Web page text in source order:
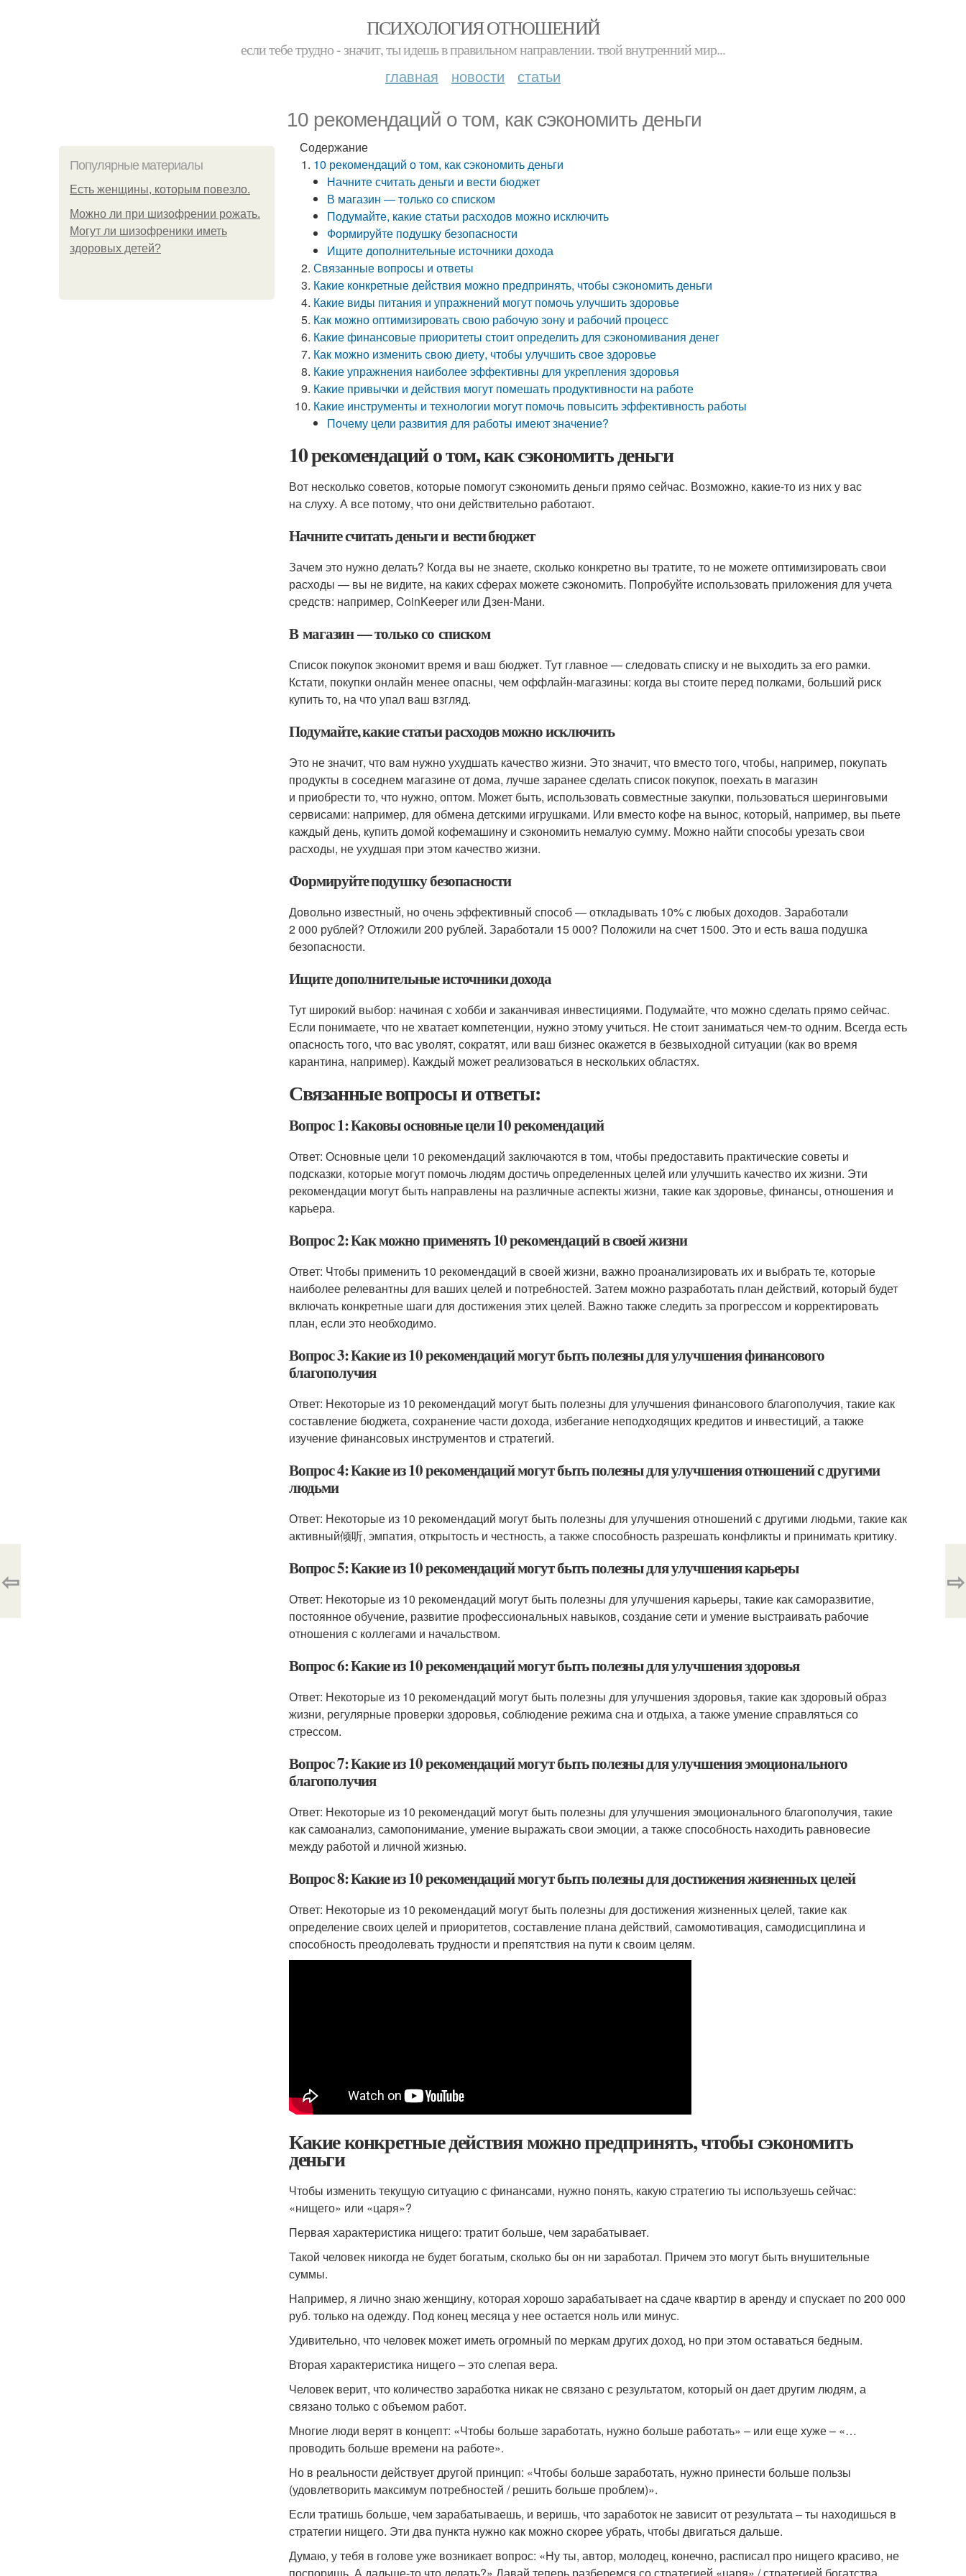
ПСИХОЛОГИЯ ОТНОШЕНИЙ
если тебе трудно - значит, ты идешь в правильном направлении. твой внутренний мир...
главная новости статьи
10 рекомендаций о том, как сэкономить деньги
Популярные материалы
Есть женщины, которым повезло.
Можно ли при шизофрении рожать.
Могут ли шизофреники иметь
здоровых детей?
Содержание
10 рекомендаций о том, как сэкономить деньги
Начните считать деньги и вести бюджет
В магазин — только со списком
Подумайте, какие статьи расходов можно исключить
Формируйте подушку безопасности
Ищите дополнительные источники дохода
Связанные вопросы и ответы
Какие конкретные действия можно предпринять, чтобы сэкономить деньги
Какие виды питания и упражнений могут помочь улучшить здоровье
Как можно оптимизировать свою рабочую зону и рабочий процесс
Какие финансовые приоритеты стоит определить для сэкономивания денег
Как можно изменить свою диету, чтобы улучшить свое здоровье
Какие упражнения наиболее эффективны для укрепления здоровья
Какие привычки и действия могут помешать продуктивности на работе
Какие инструменты и технологии могут помочь повысить эффективность работы
Почему цели развития для работы имеют значение?
10 рекомендаций о том, как сэкономить деньги
Вот несколько советов, которые помогут сэкономить деньги прямо сейчас. Возможно, какие-то из них у вас
на слуху. А все потому, что они действительно работают.
Начните считать деньги и вести бюджет
Зачем это нужно делать? Когда вы не знаете, сколько конкретно вы тратите, то не можете оптимизировать свои
расходы — вы не видите, на каких сферах можете сэкономить. Попробуйте использовать приложения для учета
средств: например, CoinKeeper или Дзен-Мани.
В магазин — только со списком
Список покупок экономит время и ваш бюджет. Тут главное — следовать списку и не выходить за его рамки.
Кстати, покупки онлайн менее опасны, чем оффлайн-магазины: когда вы стоите перед полками, больший риск
купить то, на что упал ваш взгляд.
Подумайте, какие статьи расходов можно исключить
Это не значит, что вам нужно ухудшать качество жизни. Это значит, что вместо того, чтобы, например, покупать
продукты в соседнем магазине от дома, лучше заранее сделать список покупок, поехать в магазин
и приобрести то, что нужно, оптом. Может быть, использовать совместные закупки, пользоваться шеринговыми
сервисами: например, для обмена детскими игрушками. Или вместо кофе на вынос, который, например, вы пьете
каждый день, купить домой кофемашину и сэкономить немалую сумму. Можно найти способы урезать свои
расходы, не ухудшая при этом качество жизни.
Формируйте подушку безопасности
Довольно известный, но очень эффективный способ — откладывать 10% с любых доходов. Заработали
2 000 рублей? Отложили 200 рублей. Заработали 15 000? Положили на счет 1500. Это и есть ваша подушка
безопасности.
Ищите дополнительные источники дохода
Тут широкий выбор: начиная с хобби и заканчивая инвестициями. Подумайте, что можно сделать прямо сейчас.
Если понимаете, что не хватает компетенции, нужно этому учиться. Не стоит заниматься чем-то одним. Всегда есть
опасность того, что вас уволят, сократят, или ваш бизнес окажется в безвыходной ситуации (как во время
карантина, например). Каждый может реализоваться в нескольких областях.
Связанные вопросы и ответы:
Вопрос 1: Каковы основные цели 10 рекомендаций
Ответ: Основные цели 10 рекомендаций заключаются в том, чтобы предоставить практические советы и
подсказки, которые могут помочь людям достичь определенных целей или улучшить качество их жизни. Эти
рекомендации могут быть направлены на различные аспекты жизни, такие как здоровье, финансы, отношения и
карьера.
Вопрос 2: Как можно применять 10 рекомендаций в своей жизни
Ответ: Чтобы применить 10 рекомендаций в своей жизни, важно проанализировать их и выбрать те, которые
наиболее релевантны для ваших целей и потребностей. Затем можно разработать план действий, который будет
включать конкретные шаги для достижения этих целей. Важно также следить за прогрессом и корректировать
план, если это необходимо.
Вопрос 3: Какие из 10 рекомендаций могут быть полезны для улучшения финансового
благополучия
Ответ: Некоторые из 10 рекомендаций могут быть полезны для улучшения финансового благополучия, такие как
составление бюджета, сохранение части дохода, избегание неподходящих кредитов и инвестиций, а также
изучение финансовых инструментов и стратегий.
Вопрос 4: Какие из 10 рекомендаций могут быть полезны для улучшения отношений с другими
людьми
Ответ: Некоторые из 10 рекомендаций могут быть полезны для улучшения отношений с другими людьми, такие как
активный倾听, эмпатия, открытость и честность, а также способность разрешать конфликты и принимать критику.
Вопрос 5: Какие из 10 рекомендаций могут быть полезны для улучшения карьеры
Ответ: Некоторые из 10 рекомендаций могут быть полезны для улучшения карьеры, такие как саморазвитие,
постоянное обучение, развитие профессиональных навыков, создание сети и умение выстраивать рабочие
отношения с коллегами и начальством.
Вопрос 6: Какие из 10 рекомендаций могут быть полезны для улучшения здоровья
Ответ: Некоторые из 10 рекомендаций могут быть полезны для улучшения здоровья, такие как здоровый образ
жизни, регулярные проверки здоровья, соблюдение режима сна и отдыха, а также умение справляться со
стрессом.
Вопрос 7: Какие из 10 рекомендаций могут быть полезны для улучшения эмоционального
благополучия
Ответ: Некоторые из 10 рекомендаций могут быть полезны для улучшения эмоционального благополучия, такие
как самоанализ, самопонимание, умение выражать свои эмоции, а также способность находить равновесие
между работой и личной жизнью.
Вопрос 8: Какие из 10 рекомендаций могут быть полезны для достижения жизненных целей
Ответ: Некоторые из 10 рекомендаций могут быть полезны для достижения жизненных целей, такие как
определение своих целей и приоритетов, составление плана действий, самомотивация, самодисциплина и
способность преодолевать трудности и препятствия на пути к своим целям.
Какие конкретные действия можно предпринять, чтобы сэкономить
деньги
Чтобы изменить текущую ситуацию с финансами, нужно понять, какую стратегию ты используешь сейчас:
«нищего» или «царя»?
Первая характеристика нищего: тратит больше, чем зарабатывает.
Такой человек никогда не будет богатым, сколько бы он ни заработал. Причем это могут быть внушительные
суммы.
Например, я лично знаю женщину, которая хорошо зарабатывает на сдаче квартир в аренду и спускает по 200 000
руб. только на одежду. Под конец месяца у нее остается ноль или минус.
Удивительно, что человек может иметь огромный по меркам других доход, но при этом оставаться бедным.
Вторая характеристика нищего – это слепая вера.
Человек верит, что количество заработка никак не связано с результатом, который он дает другим людям, а
связано только с объемом работ.
Многие люди верят в концепт: «Чтобы больше заработать, нужно больше работать» – или еще хуже – «…
проводить больше времени на работе».
Но в реальности действует другой принцип: «Чтобы больше заработать, нужно принести больше пользы
(удовлетворить максимум потребностей / решить больше проблем)».
Если тратишь больше, чем зарабатываешь, и веришь, что заработок не зависит от результата – ты находишься в
стратегии нищего. Эти два пункта нужно как можно скорее убрать, чтобы двигаться дальше.
Думаю, у тебя в голове уже возникает вопрос: «Ну ты, автор, молодец, конечно, расписал про нищего красиво, не
⇦ ⇨